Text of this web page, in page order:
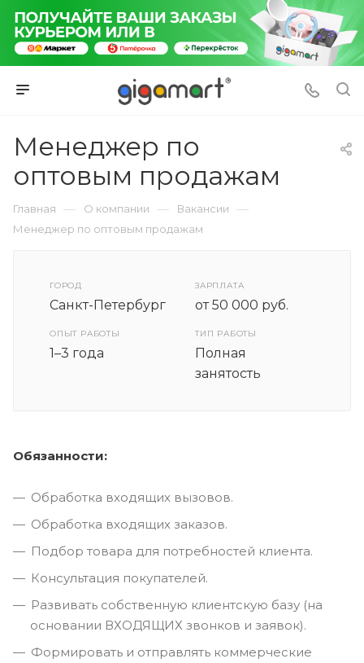
Менеджер по
оптовым продажам
Главная — О компании — Вакансии —
Менеджер по оптовым продажам
ГОРОД
Санкт-Петербург
ЗАРПЛАТА
от 50 000 руб.
ОПЫТ РАБОТЫ
1–3 года
ТИП РАБОТЫ
Полная
занятость
Обязанности:
Обработка входящих вызовов.
Обработка входящих заказов.
Подбор товара для потребностей клиента.
Консультация покупателей.
Развивать собственную клиентскую базу (на
основании ВХОДЯЩИХ звонков и заявок).
Формировать и отправлять коммерческие